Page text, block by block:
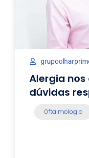
Alergia nos
dúvidas
Oftalmologia